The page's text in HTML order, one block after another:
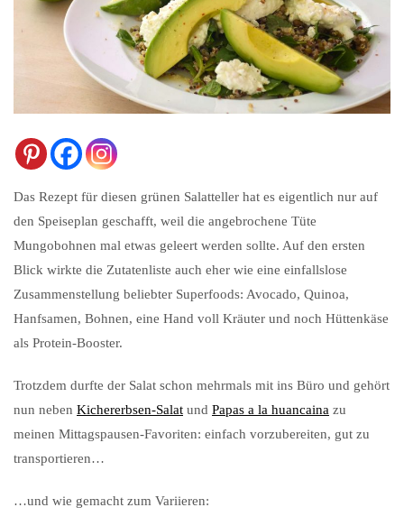
Das Rezept für diesen grünen Salatteller hat es eigentlich nur auf
den Speiseplan geschafft, weil die angebrochene Tüte
Mungobohnen mal etwas geleert werden sollte. Auf den ersten
Blick wirkte die Zutatenliste auch eher wie eine einfallslose
Zusammenstellung beliebter Superfoods: Avocado, Quinoa,
Hanfsamen, Bohnen, eine Hand voll Kräuter und noch Hüttenkäse
als Protein-Booster.
Trotzdem durfte der Salat schon mehrmals mit ins Büro und gehört
nun neben Kichererbsen-Salat und Papas a la huancaina zu
meinen Mittagspausen-Favoriten: einfach vorzubereiten, gut zu
transportieren…
…und wie gemacht zum Variieren: